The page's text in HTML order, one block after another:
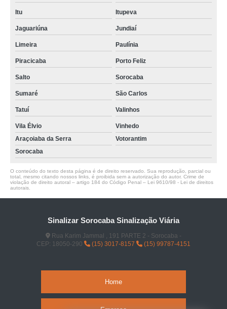
Itu Itupeva
Jaguariúna Jundiaí
Limeira Paulínia
Piracicaba Porto Feliz
Salto Sorocaba
Sumaré São Carlos
Tatuí Valinhos
Vila Élvio
Vinhedo
Araçoiaba da Serra
Votorantim
Sorocaba
O conteúdo do texto desta página é de direito reservado. Sua reprodução, parcial ou
total, mesmo citando nossos links, é proibida sem a autorização do autor. Crime de
violação de direito autoral – artigo 184 do Código Penal – Lei 9610/98 - Lei de direitos
autorais
Sinalizar Sorocaba Sinalização Viária
Rua Karim Jammal , 191 PARTE 2 - Sorocaba -
CEP: 18050-290
(15) 3017-8157 (15) 99787-4151
Home